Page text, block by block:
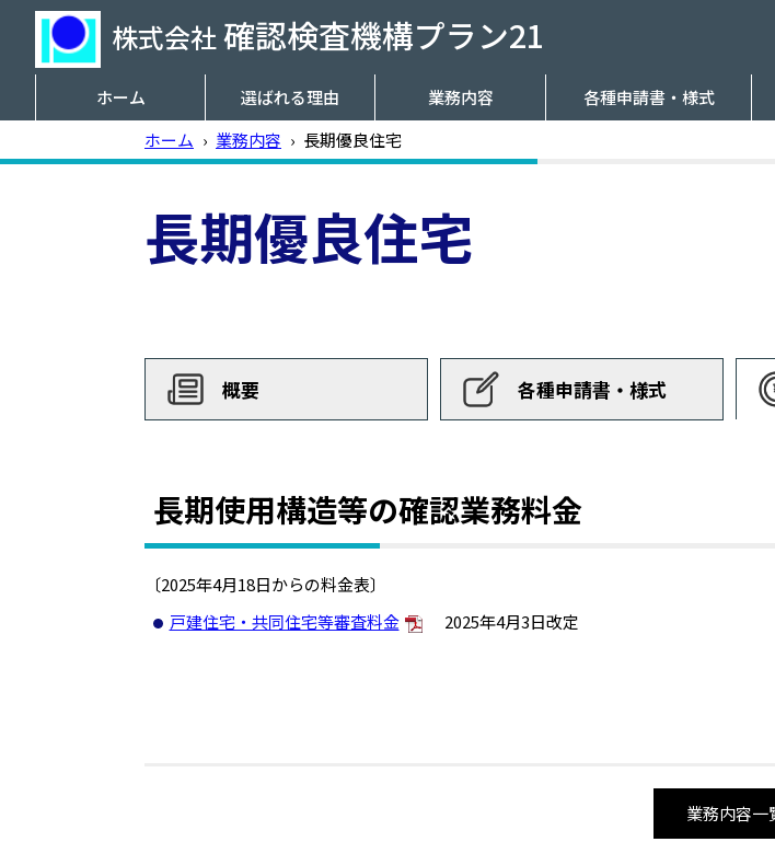
株式会社確認検査機構プラン21
ホーム 選ばれる理由 業務内容 各種申請書・様式
ホーム › 業務内容 › 長期優良住宅
長期優良住宅
概要 各種申請書・様式
長期使用構造等の確認業務料金
〔2025年4月18日からの料金表〕
戸建住宅・共同住宅等審査料金
2025年4月3日改定
業務内容一